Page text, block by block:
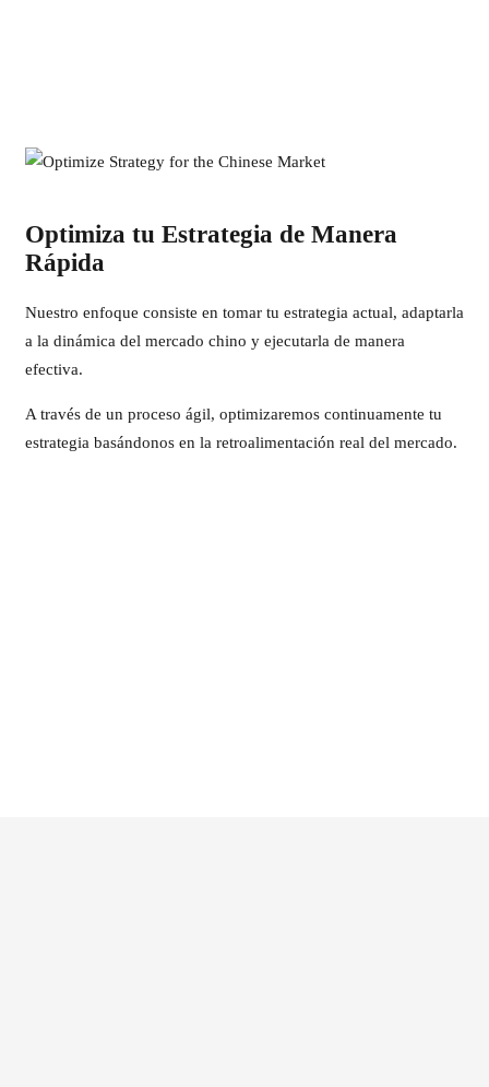
Optimiza tu Estrategia de Manera
Rápida
Nuestro enfoque consiste en tomar tu estrategia actual, adaptarla
a la dinámica del mercado chino y ejecutarla de manera
efectiva.
A través de un proceso ágil, optimizaremos continuamente tu
estrategia basándonos en la retroalimentación real del mercado.